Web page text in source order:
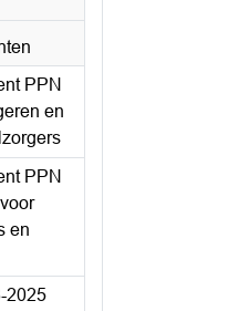
PPN
en
PPN
en
2025